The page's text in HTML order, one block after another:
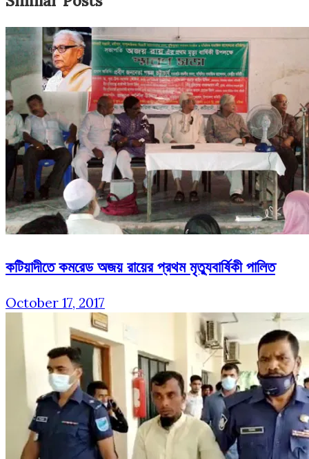
কটিয়াদীতে কমরেড অজয় রায়ের প্রথম মৃত্যুবার্ষিকী পালিত
October 17, 2017